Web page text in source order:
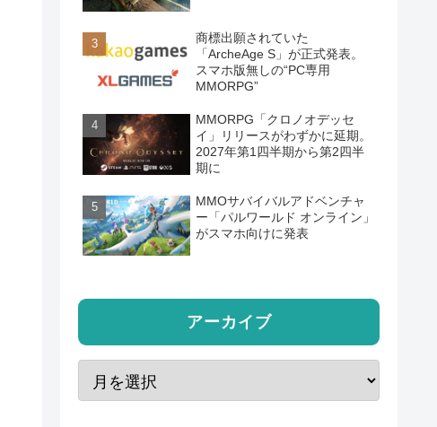
商標出願されていた
「ArcheAge S」が正式発表。
スマホ版無しの“PC専用
MMORPG”
MMORPG「クロノオデッセ
イ」リリースがわずかに延期。
2027年第1四半期から第2四半
期に
MMOサバイバルアドベンチャ
ー「パルワールド オンライン」
がスマホ向けに発表
アーカイブ